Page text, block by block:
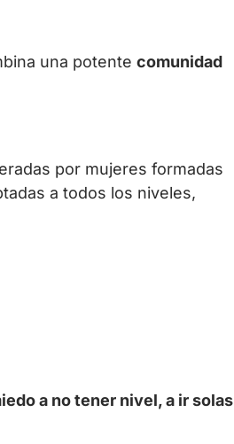
una potente comunidad
por mujeres formadas
a todos los niveles,
a no tener nivel, a ir solas